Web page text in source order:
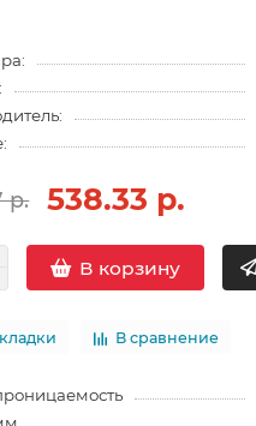
р. 538.33 р.
В корзину
В сравнение